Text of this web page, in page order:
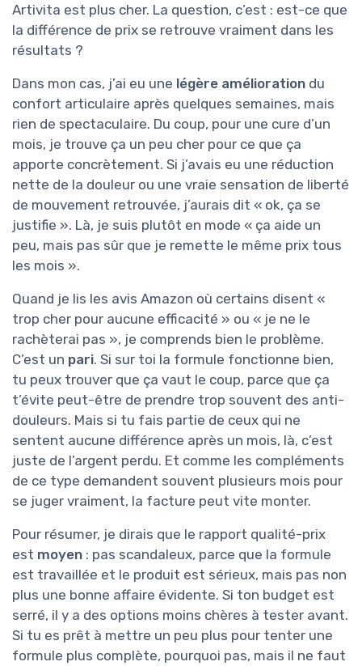
Artivita est plus cher. La question, c’est : est-ce que
la différence de prix se retrouve vraiment dans les
résultats ?
Dans mon cas, j’ai eu une légère amélioration du
confort articulaire après quelques semaines, mais
rien de spectaculaire. Du coup, pour une cure d’un
mois, je trouve ça un peu cher pour ce que ça
apporte concrètement. Si j’avais eu une réduction
nette de la douleur ou une vraie sensation de liberté
de mouvement retrouvée, j’aurais dit « ok, ça se
justifie ». Là, je suis plutôt en mode « ça aide un
peu, mais pas sûr que je remette le même prix tous
les mois ».
Quand je lis les avis Amazon où certains disent «
trop cher pour aucune efficacité » ou « je ne le
rachèterai pas », je comprends bien le problème.
C’est un pari. Si sur toi la formule fonctionne bien,
tu peux trouver que ça vaut le coup, parce que ça
t’évite peut-être de prendre trop souvent des anti-
douleurs. Mais si tu fais partie de ceux qui ne
sentent aucune différence après un mois, là, c’est
juste de l’argent perdu. Et comme les compléments
de ce type demandent souvent plusieurs mois pour
se juger vraiment, la facture peut vite monter.
Pour résumer, je dirais que le rapport qualité-prix
est moyen : pas scandaleux, parce que la formule
est travaillée et le produit est sérieux, mais pas non
plus une bonne affaire évidente. Si ton budget est
serré, il y a des options moins chères à tester avant.
Si tu es prêt à mettre un peu plus pour tenter une
formule plus complète, pourquoi pas, mais il ne faut